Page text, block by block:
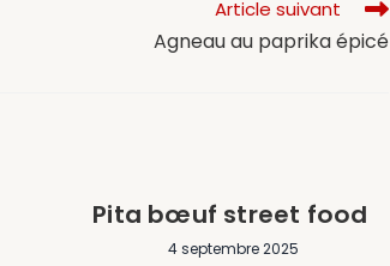
Article suivant
Agneau au paprika épicé
Pita bœuf street food
4 septembre 2025